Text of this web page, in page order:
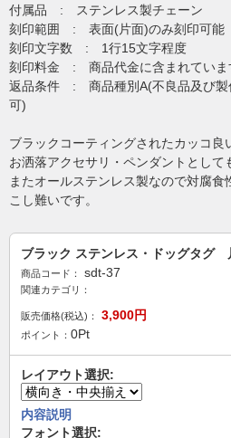
付属品 : ステンレス製チェーン
刻印範囲 : 表面(片面)のみ刻印可能
刻印文字数 : 1行15文字程度
刻印料金 : 商品代金に含まれていま
返品条件 : 商品種別A(不良品及び製
可)
ブラックコーティングされたカッコ良
お洒落アクセサリ・ペンダントとして
またオールステンレス製なので対腐
こし難いです。
ブラック ステンレス・ドッグタグ
商品コード： sdt-37
関連カテゴリ：
販売価格(税込)： 3,900円
ポイント： 0Pt
レイアウト選択:
内容説明
フォント選択: